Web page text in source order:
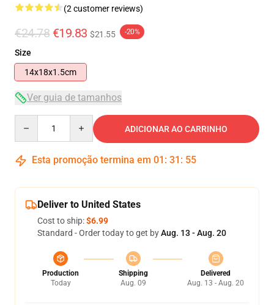
(2 customer reviews)
€24.78 €19.83 $21.55 -20%
Size
14x18x1.5cm
Ver guia de tamanhos
ADICIONAR AO CARRINHO
Esta promoção termina em 01 : 31 : 54
Deliver to United States
Cost to ship:$6.99
Standard - Order today to get byAug. 13 - Aug. 20
Production
Today
Shipping
Aug. 09
Delivered
Aug. 13 - Aug. 20